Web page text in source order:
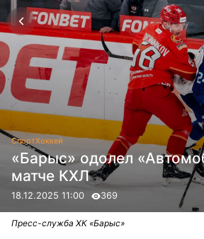
СпортХоккей
«Барыс» одолел
матче КХЛ
18.12.2025 11:00 369
Пресс-служба ХК «Барыс»